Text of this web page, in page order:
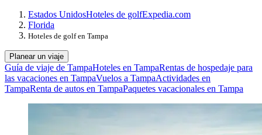
Estados UnidosHoteles de golfExpedia.com
Florida
Hoteles de golf en Tampa
Planear un viaje
Guía de viaje de TampaHoteles en TampaRentas de hospedaje para
las vacaciones en TampaVuelos a TampaActividades en
TampaRenta de autos en TampaPaquetes vacacionales en Tampa